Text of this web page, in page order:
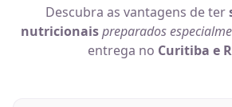
Descubra as vantagens de ter
nutricionaispreparados
entrega no Curitiba e